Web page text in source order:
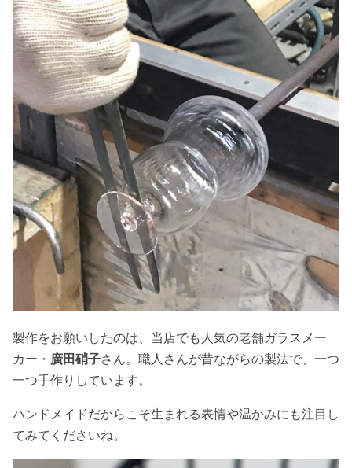
製作をお願いしたのは、当店でも人気の老舗ガラスメー
カー・ 廣田硝子さん。職人さんが昔ながらの製法で、一つ
一つ手作りしています。
ハンドメイドだからこそ生まれる表情や温かみにも注目し
てみてくださいね。